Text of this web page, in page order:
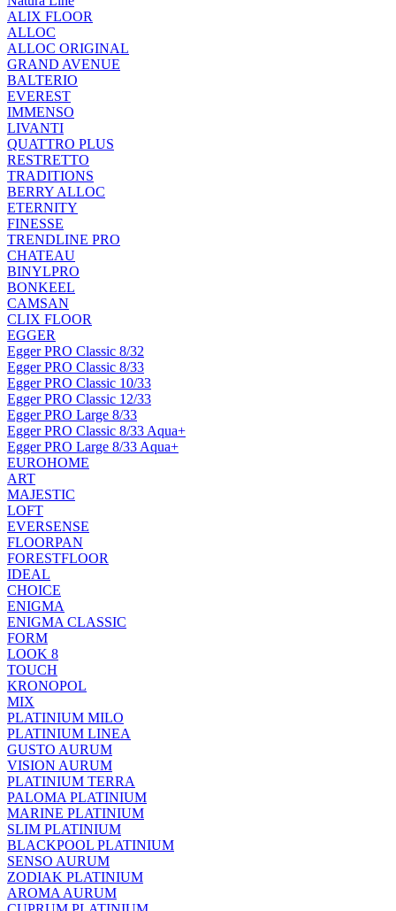
ALIX FLOOR
ALLOC
ALLOC ORIGINAL
GRAND AVENUE
BALTERIO
EVEREST
IMMENSO
LIVANTI
QUATTRO PLUS
RESTRETTO
TRADITIONS
BERRY ALLOC
ETERNITY
FINESSE
TRENDLINE PRO
CHATEAU
BINYLPRO
BONKEEL
CAMSAN
CLIX FLOOR
EGGER
Egger PRO Classic 8/32
Egger PRO Classic 8/33
Egger PRO Classic 10/33
Egger PRO Classic 12/33
Egger PRO Large 8/33
Egger PRO Classic 8/33 Aqua+
Egger PRO Large 8/33 Aqua+
EUROHOME
ART
MAJESTIC
LOFT
EVERSENSE
FLOORPAN
FORESTFLOOR
IDEAL
CHOICE
ENIGMA
ENIGMA CLASSIC
FORM
LOOK 8
TOUCH
KRONOPOL
MIX
PLATINIUM MILO
PLATINIUM LINEA
GUSTO AURUM
VISION AURUM
PLATINIUM TERRA
PALOMA PLATINIUM
MARINE PLATINIUM
SLIM PLATINIUM
BLACKPOOL PLATINIUM
SENSO AURUM
ZODIAK PLATINIUM
AROMA AURUM